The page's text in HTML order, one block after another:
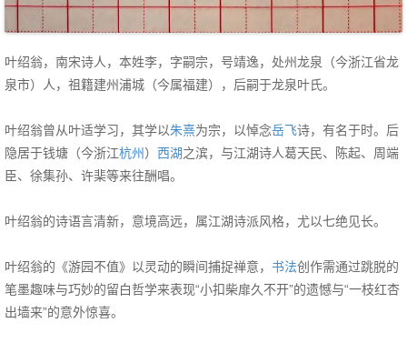
叶绍翁，南宋诗人，本姓李，字嗣宗，号靖逸，处州龙泉（今浙江省龙
泉市）人，祖籍建州浦城（今属福建），后嗣于龙泉叶氏。
叶绍翁曾从叶适学习，其学以朱熹为宗，以悼念岳飞诗，有名于时。后
隐居于钱塘（今浙江杭州 ） 西湖之滨，与江湖诗人葛天民、陈起、周端
臣、徐集孙、许棐等来往酬唱。
叶绍翁的诗语言清新，意境高远，属江湖诗派风格，尤以七绝见长。
叶绍翁的《游园不值》以灵动的瞬间捕捉禅意， 书法创作需通过跳脱的
笔墨趣味与巧妙的留白哲学来表现“小扣柴扉久不开”的遗憾与“一枝红杏
出墙来”的意外惊喜。